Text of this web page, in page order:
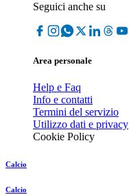
Seguici anche su
Area personale
Help e Faq
Info e contatti
Termini del servizio
Utilizzo dati e privacy
Cookie Policy
Calcio
Calcio